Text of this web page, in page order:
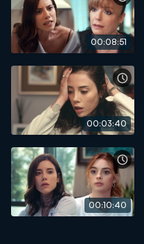
00:08:51
00:03:40
00:10:40